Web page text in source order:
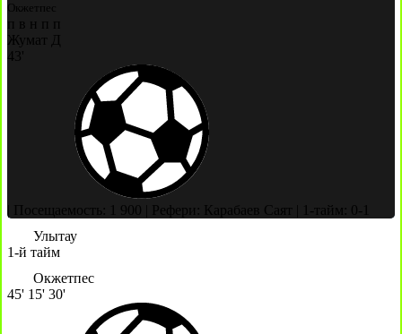
Окжетпес
п в н п
п
Жумат Д
43'
Посещаемость: 1 900 Рефери: Карабаев Саят
1-тайм: 0-1
Улытау
1-й тайм
Окжетпес
45' 15' 30'